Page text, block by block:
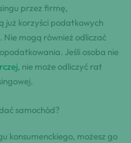
przez firmę,
już korzyści podatkowych
mogą również odliczać
Jeśli osoba nie
, nie może odliczyć rat
samochód?
konsumenckiego, możesz go